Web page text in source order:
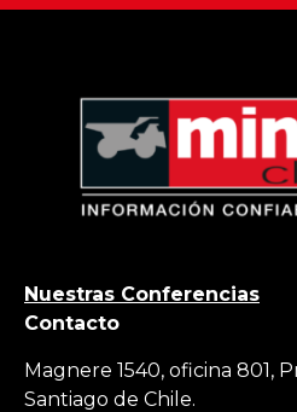
Nuestras Conferencias
Contacto
Magnere 1540, oficina 801,
Santiago de Chile.